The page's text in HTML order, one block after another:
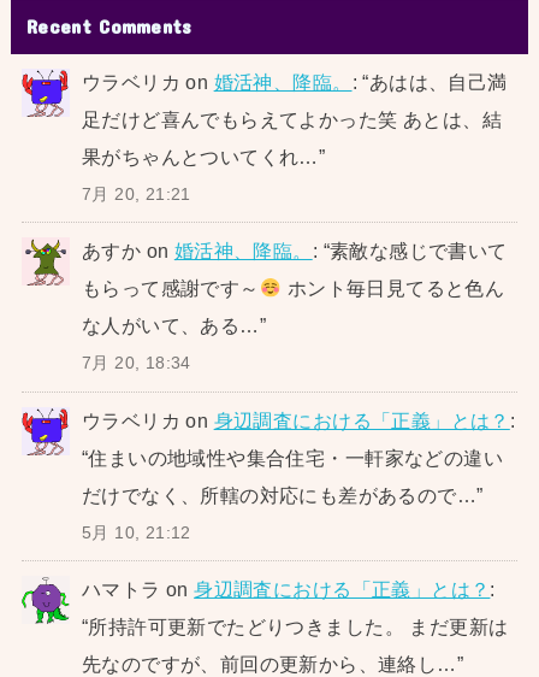
Recent Comments
ウラベリカ on 婚活神、降臨。 : “あはは、自己満
足だけど喜んでもらえてよかった笑 あとは、結
果がちゃんとついてくれ…”
7月 20, 21:21
あすか on 婚活神、降臨。 : “素敵な感じで書いて
もらって感謝です～
ホント毎日見てると色ん
な人がいて、ある…”
7月 20, 18:34
ウラベリカ on 身辺調査における「正義」とは？ :
“住まいの地域性や集合住宅・一軒家などの違い
だけでなく、所轄の対応にも差があるので…”
5月 10, 21:12
ハマトラ on身辺調査における「正義」とは？ :
“所持許可更新でたどりつきました。 まだ更新は
先なのですが、前回の更新から、連絡し…”